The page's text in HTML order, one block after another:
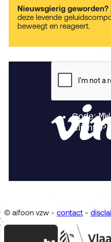
Nieuwsgierig geworden?
deze levende
beweegt en reageert.
© aifoon vzw - contact -